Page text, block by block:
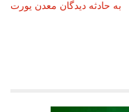
به حادثه دیدگان معدن یورت